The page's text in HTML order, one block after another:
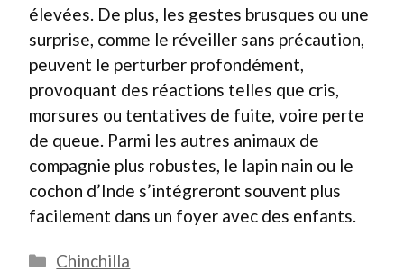
élevées. De plus, les gestes brusques ou une
surprise, comme le réveiller sans précaution,
peuvent le perturber profondément,
provoquant des réactions telles que cris,
morsures ou tentatives de fuite, voire perte
de queue. Parmi les autres animaux de
compagnie plus robustes, le lapin nain ou le
cochon d’Inde s’intégreront souvent plus
facilement dans un foyer avec des enfants.
Catégories
Chinchilla